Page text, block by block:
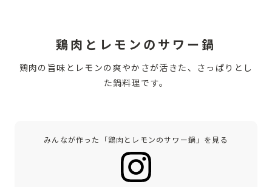
鶏肉とレモンのサワー鍋
鶏肉の旨味とレモンの爽やかさが活きた、さっぱりとし
た鍋料理です。
みんなが作った「鶏肉とレモンのサワー鍋」を見る